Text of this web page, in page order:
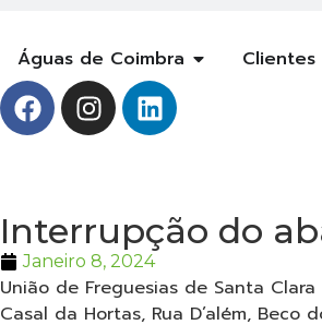
Águas de Coimbra Clientes
Interrupção do
Janeiro 8, 2024
União de Freguesias de Santa
Casal da Hortas, Rua D’além,